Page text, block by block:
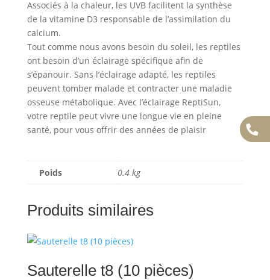
Associés à la chaleur, les UVB facilitent la synthèse
de la vitamine D3 responsable de l’assimilation du
calcium.
Tout comme nous avons besoin du soleil, les reptiles
ont besoin d’un éclairage spécifique afin de
s’épanouir. Sans l’éclairage adapté, les reptiles
peuvent tomber malade et contracter une maladie
osseuse métabolique. Avec l’éclairage ReptiSun,
votre reptile peut vivre une longue vie en pleine
santé, pour vous offrir des années de plaisir
Poids 0.4 kg
Produits similaires
Sauterelle t8 (10 pièces)